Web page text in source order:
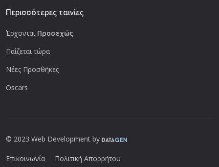
Περισσότερες ταινίες
Έρχονται Προσεχώς
Παίζεται τώρα
Νέες Προσθήκες
Oscars
© 2023 Web Development by
Επικοινωνία Πολιτική Απορρήτου